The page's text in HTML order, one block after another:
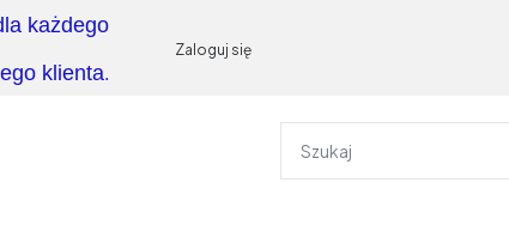
każdego
klienta.
Zaloguj się